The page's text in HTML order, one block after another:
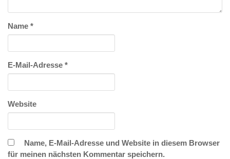
Name *
E-Mail-Adresse *
Website
Name, E-Mail-Adresse und Website in diesem Browser
für meinen nächsten Kommentar speichern.